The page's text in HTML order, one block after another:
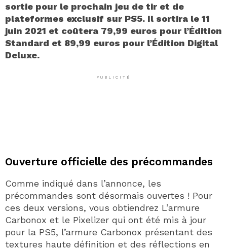
sortie pour le prochain jeu de tir et de
plateformes exclusif sur PS5. Il sortira le 11
juin 2021 et coûtera 79,99 euros pour l’Édition
Standard et 89,99 euros pour l’Édition Digital
Deluxe.
PUBLICITÉ
Ouverture officielle des précommandes
Comme indiqué dans l’annonce, les
précommandes sont désormais ouvertes ! Pour
ces deux versions, vous obtiendrez L’armure
Carbonox et le Pixelizer qui ont été mis à jour
pour la PS5, l’armure Carbonox présentant des
textures haute définition et des réflections en